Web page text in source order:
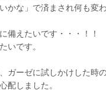
かな」で済まされ何も変
備えたいです・・・！！
いです。
ガーゼに試しかけした時
配しました。